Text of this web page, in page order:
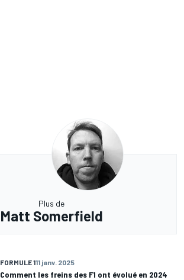
Plus de
Matt Somerfield
FORMULE 111 janv. 2025
Comment les freins des F1 ont évolué en 2024